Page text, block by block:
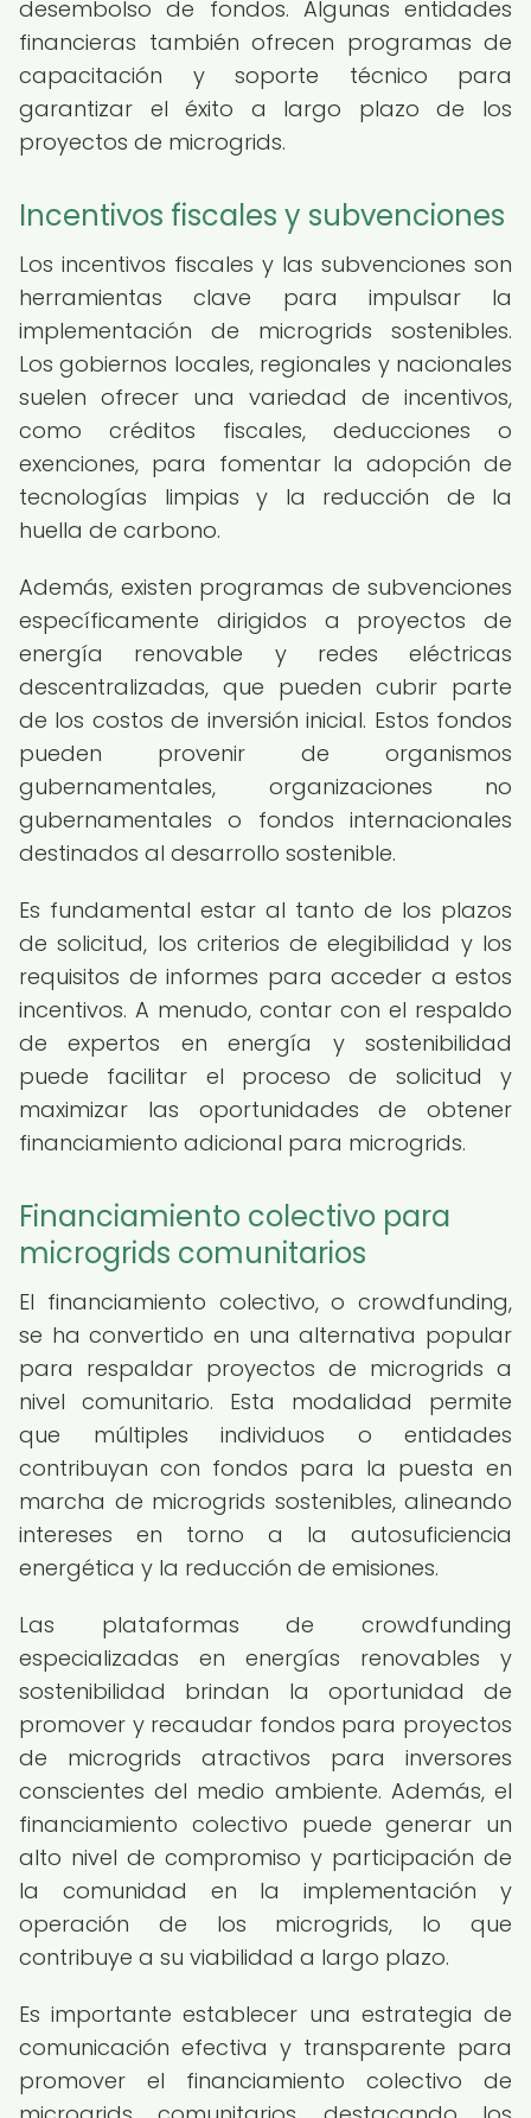
desembolso de fondos. Algunas entidades
financieras también ofrecen programas de
capacitación y soporte técnico para
garantizar el éxito a largo plazo de los
proyectos de microgrids.
Incentivos fiscales y subvenciones
Los incentivos fiscales y las subvenciones son
herramientas clave para impulsar la
implementación de microgrids sostenibles.
Los gobiernos locales, regionales y nacionales
suelen ofrecer una variedad de incentivos,
como créditos fiscales, deducciones o
exenciones, para fomentar la adopción de
tecnologías limpias y la reducción de la
huella de carbono.
Además, existen programas de subvenciones
específicamente dirigidos a proyectos de
energía renovable y redes eléctricas
descentralizadas, que pueden cubrir parte
de los costos de inversión inicial. Estos fondos
pueden provenir de organismos
gubernamentales, organizaciones no
gubernamentales o fondos internacionales
destinados al desarrollo sostenible.
Es fundamental estar al tanto de los plazos
de solicitud, los criterios de elegibilidad y los
requisitos de informes para acceder a estos
incentivos. A menudo, contar con el respaldo
de expertos en energía y sostenibilidad
puede facilitar el proceso de solicitud y
maximizar las oportunidades de obtener
financiamiento adicional para microgrids.
Financiamiento colectivo para
microgrids comunitarios
El financiamiento colectivo, o crowdfunding,
se ha convertido en una alternativa popular
para respaldar proyectos de microgrids a
nivel comunitario. Esta modalidad permite
que múltiples individuos o entidades
contribuyan con fondos para la puesta en
marcha de microgrids sostenibles, alineando
intereses en torno a la autosuficiencia
energética y la reducción de emisiones.
Las plataformas de crowdfunding
especializadas en energías renovables y
sostenibilidad brindan la oportunidad de
promover y recaudar fondos para proyectos
de microgrids atractivos para inversores
conscientes del medio ambiente. Además, el
financiamiento colectivo puede generar un
alto nivel de compromiso y participación de
la comunidad en la implementación y
operación de los microgrids, lo que
contribuye a su viabilidad a largo plazo.
Es importante establecer una estrategia de
comunicación efectiva y transparente para
promover el financiamiento colectivo de